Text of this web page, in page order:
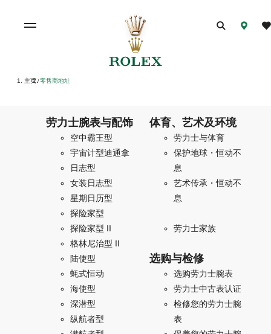
主页/ 零售商地址
劳力士腕表与配饰
空中霸王型
宇宙计型迪通拿
日志型
女装日志型
星期日历型
探险家型
探险家型 II
格林尼治型 II
陆使型
蚝式恒动
海使型
深潜型
纵航者型
体育、艺术及环境
劳力士与体育
保护地球・恒动不
息
艺术传承・恒动不
息
劳力士家族
选购与检修
选购劳力士腕表
劳力士中古表认证
检修您的劳力士腕
表